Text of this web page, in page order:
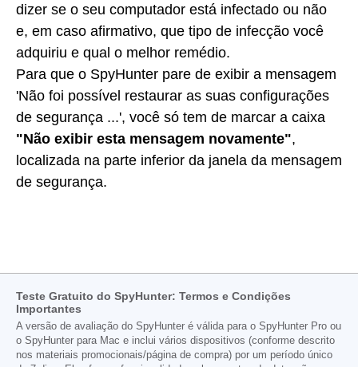
dizer se o seu computador está infectado ou não
e, em caso afirmativo, que tipo de infecção você
adquiriu e qual o melhor remédio.
Para que o SpyHunter pare de exibir a mensagem
'Não foi possível restaurar as suas configurações
de segurança ...', você só tem de marcar a caixa
"Não exibir esta mensagem novamente",
localizada na parte inferior da janela da mensagem
de segurança.
Teste Gratuito do SpyHunter: Termos e Condições
Importantes
A versão de avaliação do SpyHunter é válida para o SpyHunter Pro ou
o SpyHunter para Mac e inclui vários dispositivos (conforme descrito
nos materiais promocionais/página de compra) por um período único